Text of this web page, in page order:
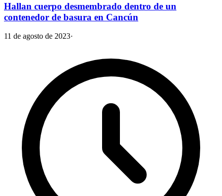
Hallan cuerpo desmembrado dentro de un
contenedor de basura en Cancún
11 de agosto de 2023·